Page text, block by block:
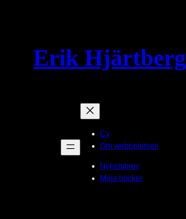
Erik Hjärtberg
Cv
Om webbplatsen
Nyhetsbrev
Mina böcker